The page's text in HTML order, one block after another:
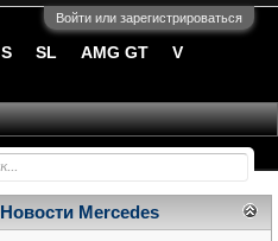
Войти или зарегистрироваться
Новости Mercedes
S SL AMG GT V